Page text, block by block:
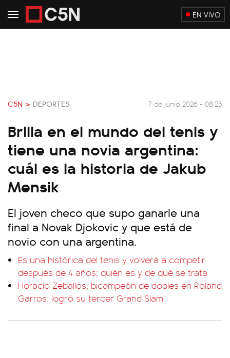
EN VIVO
C5N > DEPORTES 7 de junio 2026 - 08:25
Brilla en el mundo del tenis y
tiene una novia argentina:
cuál es la historia de Jakub
Mensik
El joven checo que supo ganarle una
final a Novak Djokovic y que está de
novio con una argentina.
Es una histórica del tenis y volverá a competir
después de 4 años: quién es y de qué se trata
Horacio Zeballos, bicampeón de dobles en Roland
Garros: logró su tercer Grand Slam